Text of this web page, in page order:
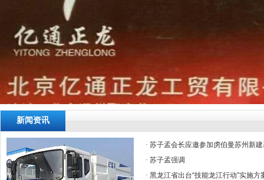
新闻资讯
· 苏子孟会长应邀参加虏伯曼苏州新
· 苏子孟强调
· 黑龙江省出台“技能龙江行动”实施方